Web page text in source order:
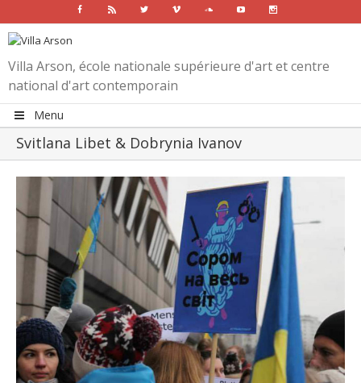
Facebook Rss Twitter Vimeo SoundcloudYoutube
Villa Arson, école nationale supérieure d'art et centre
national d'art contemporain
Menu
Svitlana Libet & Dobrynia Ivanov
Image